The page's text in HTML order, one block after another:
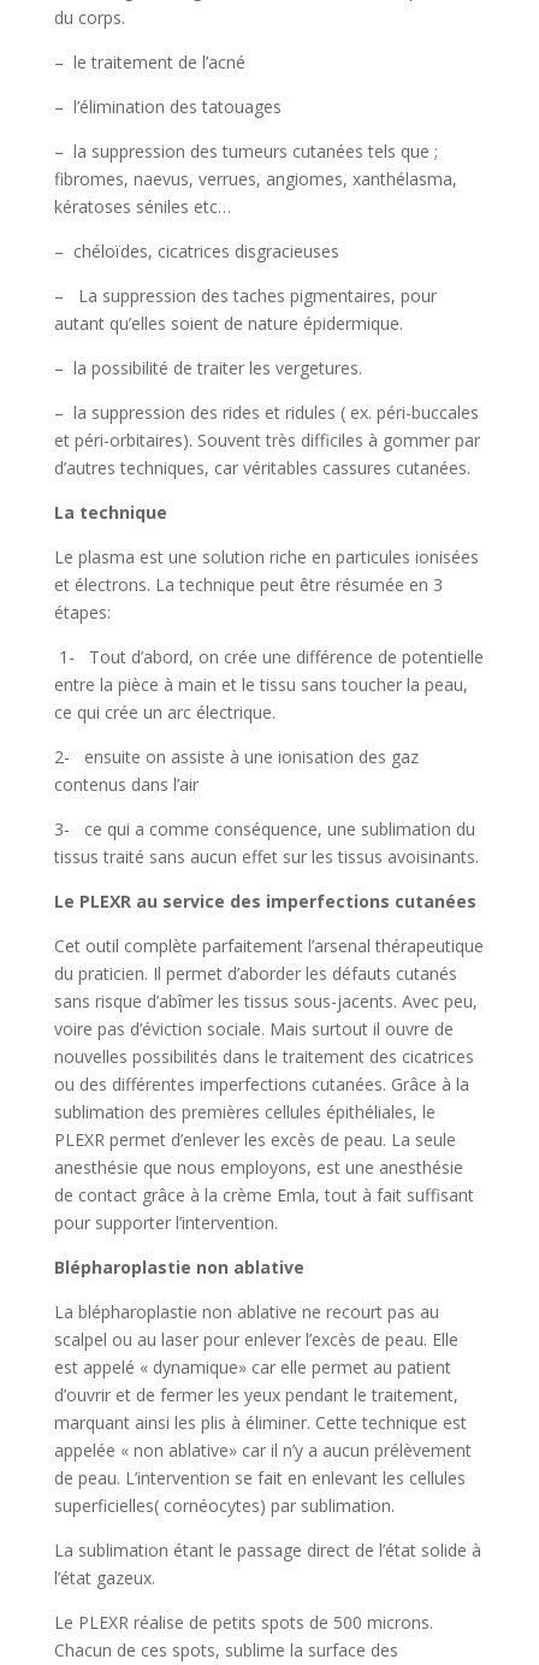
du corps.
– le traitement de l’acné
– l’élimination des tatouages
– la suppression des tumeurs cutanées tels que ;
fibromes, naevus, verrues, angiomes, xanthélasma,
kératoses séniles etc…
– chéloïdes, cicatrices disgracieuses
– La suppression des taches pigmentaires, pour
autant qu’elles soient de nature épidermique.
– la possibilité de traiter les vergetures.
– la suppression des rides et ridules ( ex. péri-buccales
et péri-orbitaires). Souvent très difficiles à gommer par
d’autres techniques, car véritables cassures cutanées.
La technique
Le plasma est une solution riche en particules ionisées
et électrons. La technique peut être résumée en 3
étapes:
1- Tout d’abord, on crée une différence de potentielle
entre la pièce à main et le tissu sans toucher la peau,
ce qui crée un arc électrique.
2- ensuite on assiste à une ionisation des gaz
contenus dans l’air
3- ce qui a comme conséquence, une sublimation du
tissus traité sans aucun effet sur les tissus avoisinants.
Le PLEXR au service des imperfections cutanées
Cet outil complète parfaitement l’arsenal thérapeutique
du praticien. Il permet d’aborder les défauts cutanés
sans risque d’abîmer les tissus sous-jacents. Avec peu,
voire pas d’éviction sociale. Mais surtout il ouvre de
nouvelles possibilités dans le traitement des cicatrices
ou des différentes imperfections cutanées. Grâce à la
sublimation des premières cellules épithéliales, le
PLEXR permet d’enlever les excès de peau. La seule
anesthésie que nous employons, est une anesthésie
de contact grâce à la crème Emla, tout à fait suffisant
pour supporter l’intervention.
Blépharoplastie non ablative
La blépharoplastie non ablative ne recourt pas au
scalpel ou au laser pour enlever l’excès de peau. Elle
est appelé « dynamique» car elle permet au patient
d’ouvrir et de fermer les yeux pendant le traitement,
marquant ainsi les plis à éliminer. Cette technique est
appelée « non ablative» car il n’y a aucun prélèvement
de peau. L’intervention se fait en enlevant les cellules
superficielles( cornéocytes) par sublimation.
La sublimation étant le passage direct de l’état solide à
l’état gazeux.
Le PLEXR réalise de petits spots de 500 microns.
Chacun de ces spots, sublime la surface des